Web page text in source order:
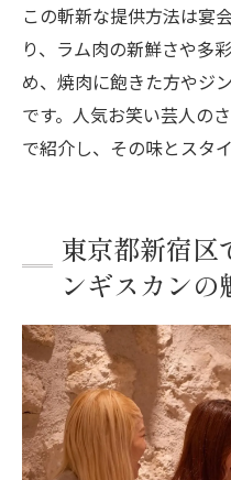
この斬新な提供方法は宴
り、ラム肉の新鮮さや多
め、焼肉に飽きた方やジ
です。人気お笑い芸人の
で紹介し、その味とスタ
東京都新宿区
ンギスカンの